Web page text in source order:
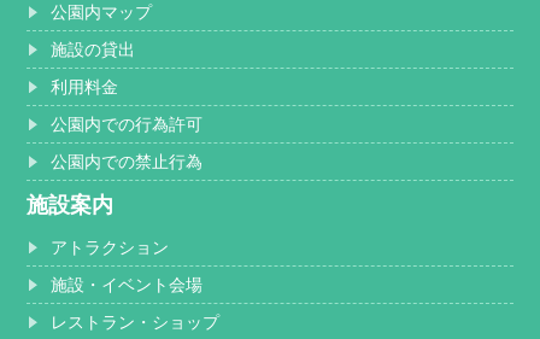
公園内マップ
施設の貸出
利用料金
公園内での行為許可
公園内での禁止行為
施設案内
アトラクション
施設・イベント会場
レストラン・ショップ